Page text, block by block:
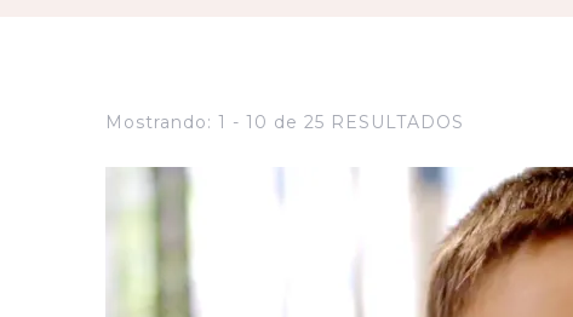
Mostrando: 1 - 10 de 25 RESULTADOS